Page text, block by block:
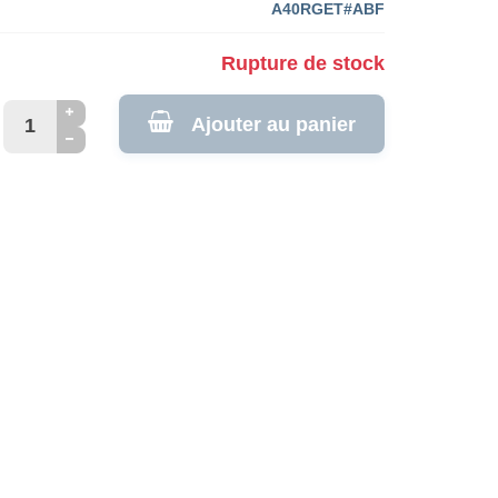
A40RGET#ABF
Rupture de stock
Ajouter au panier